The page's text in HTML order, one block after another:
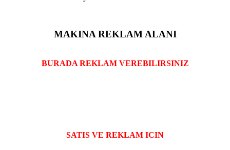
MAKINA REKLAM ALANI
BURADA REKLAM VEREBILIRSINIZ
SATIS VE REKLAM ICIN